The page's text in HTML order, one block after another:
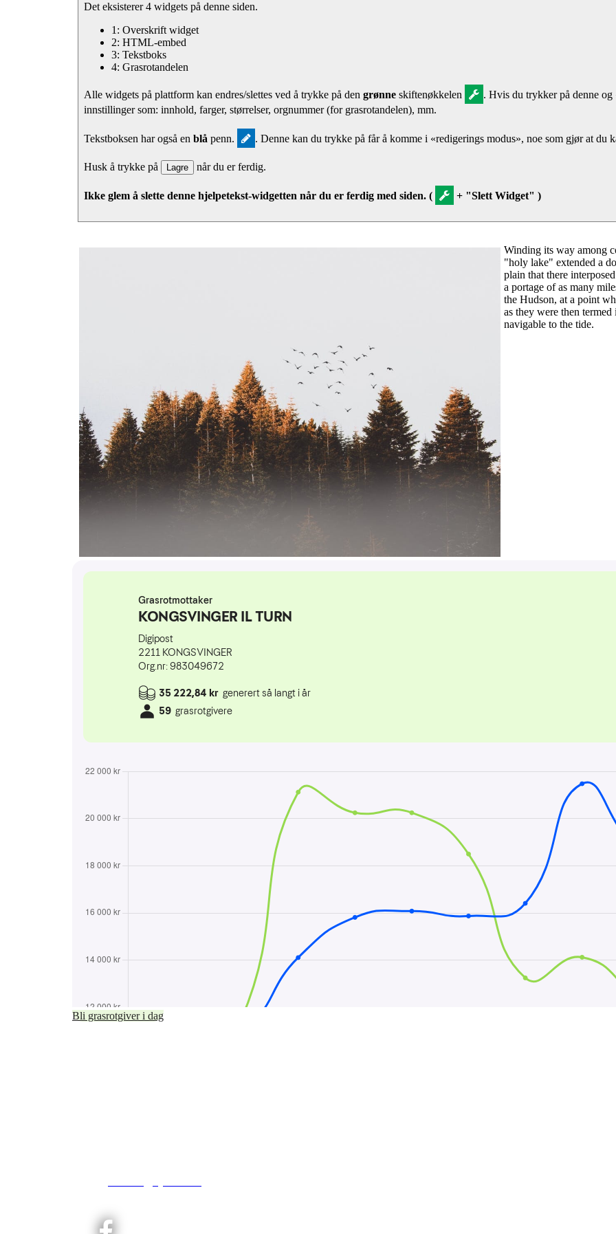
Det eksisterer 4 widgets på denne siden.
1: Overskrift widget
2: HTML-embed
3: Tekstboks
4: Grasrotandelen
Alle widgets på plattform kan endres/slettes ved å trykke på den grønne skiftenøkkelen
. Hvis du trykker på denne
innstillinger som: innhold, farger, størrelser, orgnummer (for grasrotandelen), mm.
Tekstboksen har også en blå penn. . Denne kan du trykke på får å komme i «redigerings modus», noe som gjør at du
Husk å trykke på Lagre når du er ferdig.
Ikke glem å slette denne hjelpetekst-widgetten når du er ferdig med siden. ( + "Slett Widget" )
Winding its way among
"holy lake" extended a
plain that there
a portage of as many
the Hudson, at a point
as they were then
navigable to the tide.
Bli grasrotgiver i dag